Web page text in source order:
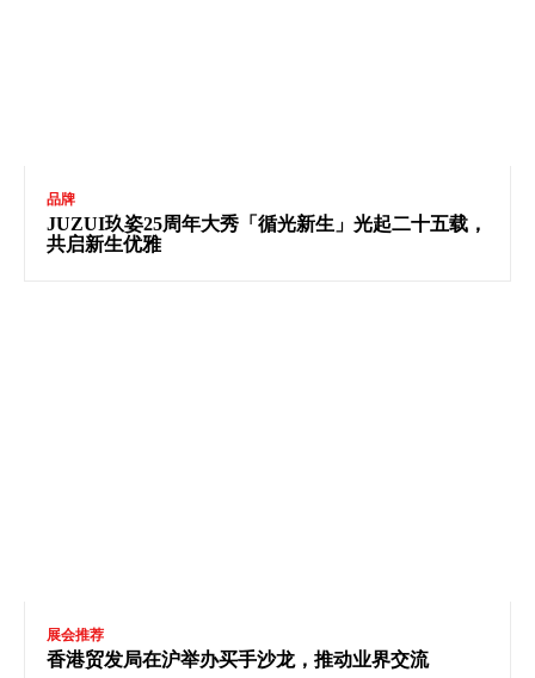
品牌
JUZUI玖姿25周年大秀「循光新生」光起二十五载，
共启新生优雅
展会推荐
香港贸发局在沪举办买手沙龙，推动业界交流